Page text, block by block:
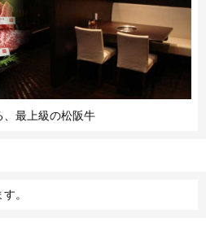
、最上級の松阪牛
。